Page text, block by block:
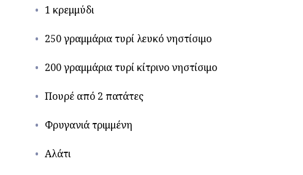
1 κρεμμύδι
250 γραμμάρια τυρί λευκό νηστίσιμο
200 γραμμάρια τυρί κίτρινο νηστίσιμο
Πουρέ από 2 πατάτες
Φρυγανιά τριμμένη
Αλάτι